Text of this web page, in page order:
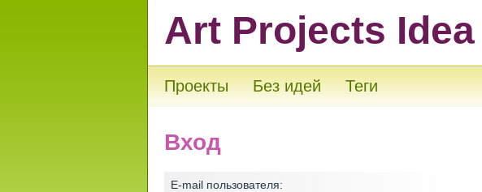
Art Projects Idea
Проекты Без идей Теги
Вход
E-mail пользователя: